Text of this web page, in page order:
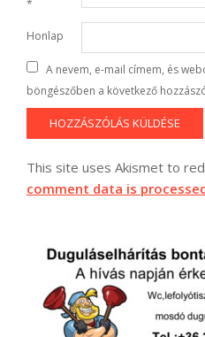
*
Honlap
A nevem, e-mail címem, és
böngészőben a következő
This site uses Akismet to
comment data is